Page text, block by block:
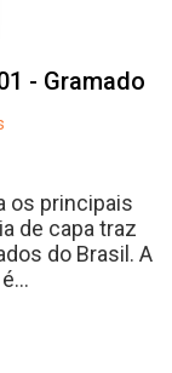
- Gramado
os principais
de capa traz
do Brasil. A